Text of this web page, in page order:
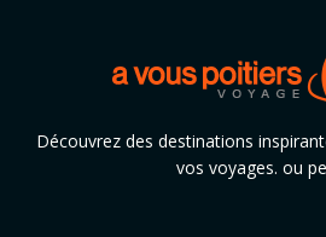
Découvrez des destinations
vos voyages. ou